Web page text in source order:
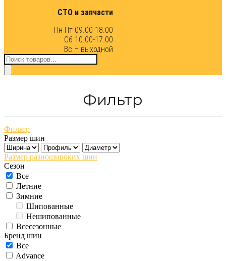
СТО и запчасти
Пн-Пт 09.00-18.00
Сб 10.00-17.00
Вс – выходной
Поиск
товаров
Фильтр
Фильтр
Размер шин
Размер разношироких шин
Сезон
Все
Летние
Зимние
Шипованные
Нешипованные
Всесезонные
Бренд шин
Все
Advance